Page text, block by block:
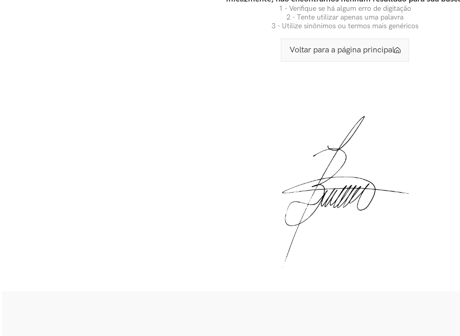
1 - Verifique se há algum erro de digitação
2 - Tente utilizar apenas uma palavra
3 - Utilize sinônimos ou termos mais genéricos
Voltar para a página principal